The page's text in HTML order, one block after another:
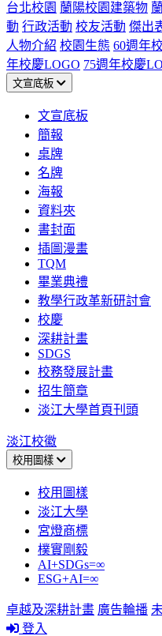
台北校園 蘭陽校園建築物
動 行政活動 校友活動 傑出
人物介紹 校園生態 60週年
年校慶LOGO 75週年校慶
文宣底板
文宣底板
簡報
桌牌
名牌
海報
資料夾
書封面
插圖漫畫
TQM
畢業典禮
教學行政革新研討會
校慶
深耕計畫
SDGS
校務發展計畫
招生簡章
淡江大學首頁刊頭
淡江校徽
校用圖樣
校用圖樣
淡江大學
宮燈商標
樸實剛毅
AI+SDGs=∞
ESG+AI=∞
卓越及深耕計畫 廣告輪播
登入